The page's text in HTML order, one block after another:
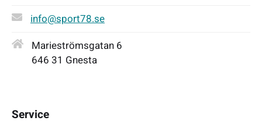
info@sport78.se
Marieströmsgatan 6
646 31 Gnesta
Service